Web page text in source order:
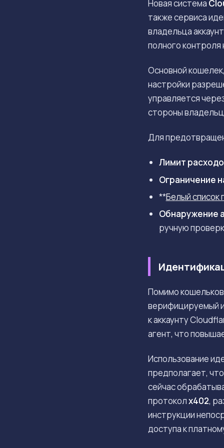
Новая система
также сервиса
владельца
полного
Основной
настройки
управляется
стороны
Для
Лимит
Ограничение
**Белый список
Обнаружение
ручную
Помимо
верифицируемый
к аккаунту
агент, что
Использование
предполагает,
сейчас
протоколx402,
инструкции
доступа к